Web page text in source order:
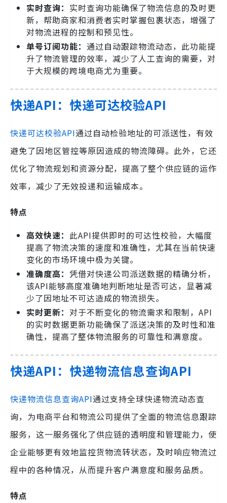
实时查询： 实时查询功能确保了物流信息的及时更
新，帮助商家和消费者实时掌握包裹状态，增强了
对物流进程的控制和预见性。
单号订阅功能： 通过自动跟踪物流动态，此功能提
升了物流管理的效率，减少了人工查询的需要，对
于大规模的跨境电商尤为重要。
快递API：快递可达校验API
快递可达校验API通过自动检验地址的可派送性，有效
避免了因地区管控等原因造成的物流障碍。此外，它还
优化了物流规划和资源分配，提高了整个供应链的运作
效率，减少了无效投递和运输成本。
特点
高效快速： 此API提供即时的可达性校验，大幅度
提高了物流决策的速度和准确性，尤其在当前快速
变化的市场环境中极为关键。
准确度高： 凭借对快递公司派送数据的精确分析，
该API能够高度准确地判断地址是否可达，显著减
少了因地址不可达造成的物流损失。
实时更新： 对于不断变化的物流需求和限制，API
的实时数据更新功能确保了派送决策的及时性和准
确性，提高了整体物流服务的可靠性和满意度。
快递API：快递物流信息查询API
快递物流信息查询API通过支持全球快递物流动态查
询，为电商平台和物流公司提供了全面的物流信息跟踪
服务，这一服务强化了供应链的透明度和管理能力，使
企业能够更有效地监控货物流转状态，及时响应物流过
程中的各种情况，从而提升客户满意度和服务品质。
特点